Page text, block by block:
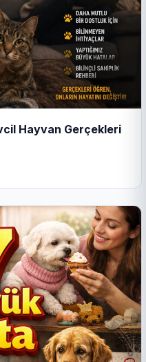
Hayvan Gerçekleri